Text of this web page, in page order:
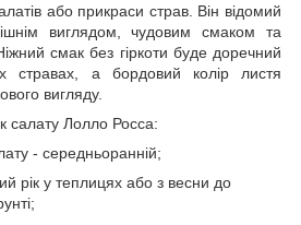
або прикраси страв. Він відомий
виглядом, чудовим смаком та
смак без гіркоти буде доречний
стравах, а бордовий колір листя
вигляду.
салату Лолло Росса:
- середньоранній;
рік у теплицях або з весни до